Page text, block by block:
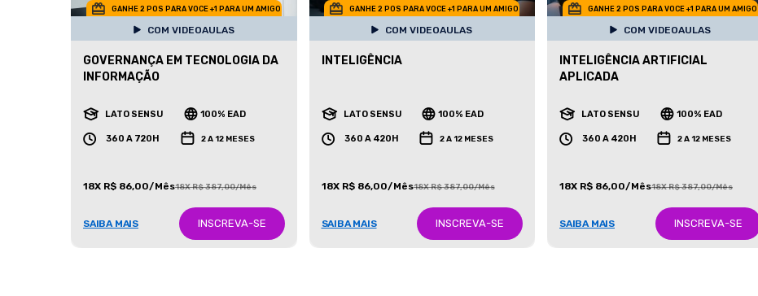
GANHE 2 POS PARA VOCE +1 PARA UM AMIGO
COM VIDEOAULAS
GOVERNANÇA EM TECNOLOGIA DA
INFORMAÇÃO
LATO SENSU 100% EAD
360 A 720H 2 A 12 MESES
18X R$ 86,00/Mês18X R$ 387,00/Mês
SAIBA MAIS INSCREVA-SE
GANHE 2 POS PARA VOCE +1 PARA UM AMIGO
COM VIDEOAULAS
INTELIGÊNCIA
LATO SENSU 100% EAD
360 A 420H 2 A 12 MESES
18X R$ 86,00/Mês18X R$ 387,00/Mês
SAIBA MAIS INSCREVA-SE
GANHE 2 POS PARA VOCE +1 PARA UM AMIGO
COM VIDEOAULAS
INTELIGÊNCIA ARTIFICIAL
APLICADA
LATO SENSU 100% EAD
360 A 420H 2 A 12 MESES
18X R$ 86,00/Mês18X R$ 387,00/Mês
SAIBA MAIS INSCREVA-SE